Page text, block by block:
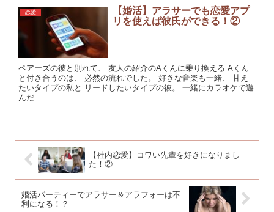
恋愛
【婚活】アラサーでも恋愛アプ
リを使えば彼氏ができる！②
ペアーズの彼と別れて、 友人の紹介のAくんに乗り換える Aくん
と付き合うのは、 必然の流れでした。 好きな音楽も一緒、 甘え
たいタイプの私と リードしたいタイプの彼。 一緒にカラオケで遊
んだ...
【社内恋愛】コワい先輩を好きになりまし
た！②
婚活パーティーでアラサー＆アラフォーは不
利になる！？